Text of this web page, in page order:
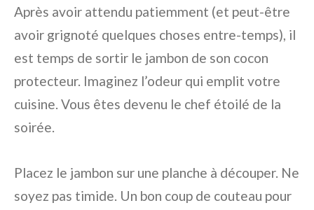
Après avoir attendu patiemment (et peut-être
avoir grignoté quelques choses entre-temps), il
est temps de sortir le jambon de son cocon
protecteur. Imaginez l’odeur qui emplit votre
cuisine. Vous êtes devenu le chef étoilé de la
soirée.
Placez le jambon sur une planche à découper. Ne
soyez pas timide. Un bon coup de couteau pour